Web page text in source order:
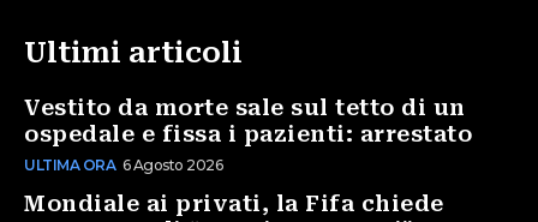
Ultimi articoli
Vestito da morte sale sul tetto di un
ospedale e fissa i pazienti: arrestato
ULTIMA ORA 6 Agosto 2026
Mondiale ai privati, la Fifa chiede